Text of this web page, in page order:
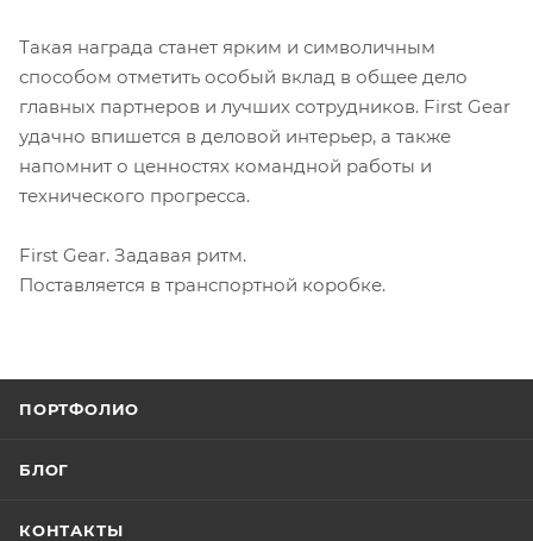
Такая награда станет ярким и символичным
способом отметить особый вклад в общее дело
главных партнеров и лучших сотрудников. First Gear
удачно впишется в деловой интерьер, а также
напомнит о ценностях командной работы и
технического прогресса.
First Gear. Задавая ритм.
Поставляется в транспортной коробке.
ПОРТФОЛИО
БЛОГ
КОНТАКТЫ